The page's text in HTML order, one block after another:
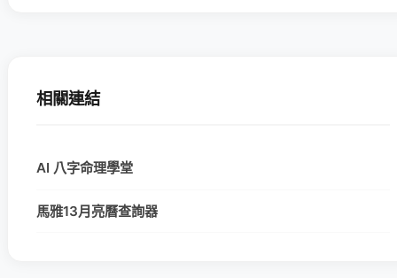
相關連結
AI 八字命理學堂
馬雅13月亮曆查詢器